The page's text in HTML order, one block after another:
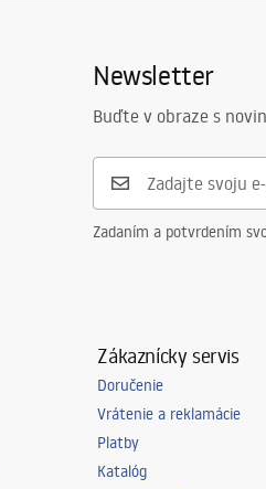
Newsletter
Buďte v obraze s
Zadaním a potvrdením
Zákaznícky servis
Doručenie
Vrátenie a reklamácie
Platby
Katalóg